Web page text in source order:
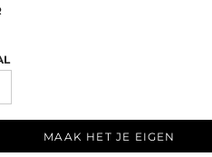
MAAK HET JE EIGEN